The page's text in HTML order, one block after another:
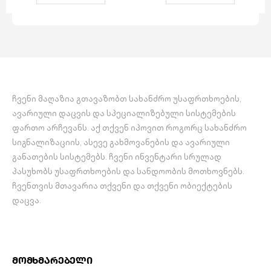
ჩვენი მაღაზია გთავაზობთ სახანძრო უსაფრთხოების,
ავარიული დაცვის და სპეციალიზებული სისტემების
ფართო არჩევანს. აქ თქვენ იპოვით როგორც სახანძრო
სიგნალიზაციის, ასევე გახმოვანების და ავარიული
განათების სისტემებს. ჩვენი ინვენტარი სრულად
პასუხობს უსაფრთხოების და სანდოობის მოთხოვნებს.
ჩვენთვის მთავარია თქვენი და თქვენი ობიექტების
დაცვა.
მომხმარებელი